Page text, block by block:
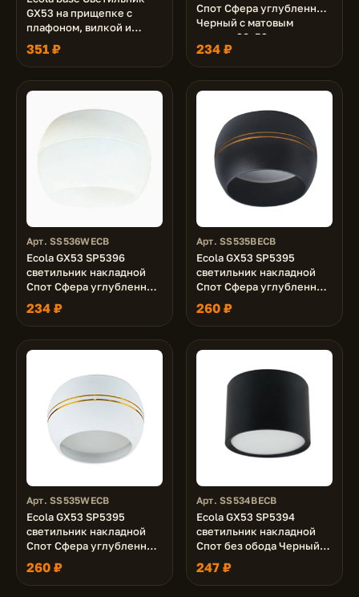
GX53 на прищепке c
плафоном, вилкой и
выключателем Белый
351 ₽
Спот Сфера углубленный
Черный с матовым
сводом 90х52
234 ₽
Арт. SS536WECB
Ecola GX53 SP5396
светильник накладной
Спот Сфера углубленный
Белый с матовым сводом
90х52
234 ₽
Арт. SS535BECB
Ecola GX53 SP5395
светильник накладной
Спот Сфера углубленный
Черный матовый с
золотыми полосками
90х52
260 ₽
Арт. SS535WECB
Ecola GX53 SP5395
светильник накладной
Спот Сфера углубленный
Белый матовый с
золотыми полосками
90х52
260 ₽
Арт. SS534BECB
Ecola GX53 SP5394
светильник накладной
Спот без обода Черный
матовый 82х60 (к+)
247 ₽